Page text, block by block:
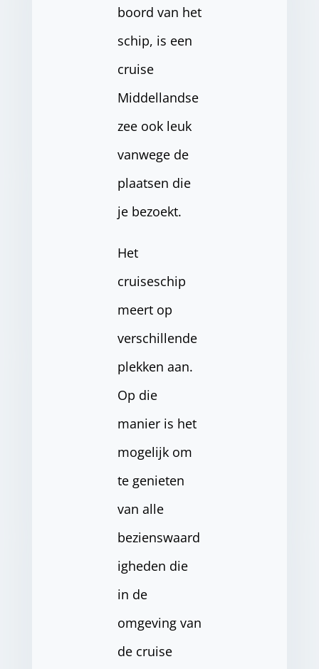
boord van het
schip, is een
cruise
Middellandse
zee ook leuk
vanwege de
plaatsen die
je bezoekt.
Het
cruiseschip
meert op
verschillende
plekken aan.
Op die
manier is het
mogelijk om
te genieten
van alle
bezienswaard
igheden die
in de
omgeving van
de cruise